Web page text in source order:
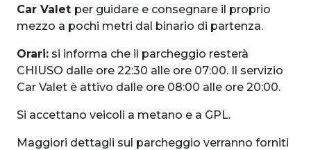
Car Valet per guidare e consegnare il proprio
mezzo a pochi metri dal binario di partenza.
Orari: si informa che il parcheggio resterà
CHIUSO dalle ore 22:30 alle ore 07:00. Il servizio
Car Valet è attivo dalle ore 08:00 alle ore 20:00.
Si accettano veicoli a metano e a GPL.
Maggiori dettagli sul parcheggio verranno forniti